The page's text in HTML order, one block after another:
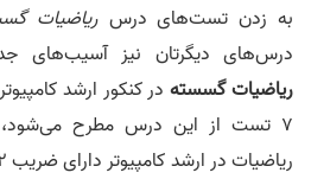
به زدن تست‌های درسریاضیات
درس‌های دیگرتان نیز آسیب‌های
ریاضیات گسستهدر کنکور ارشد
7 تست از این درس مطرح